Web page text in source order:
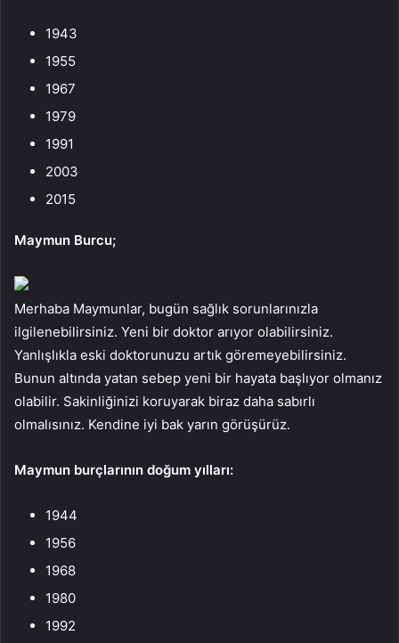
1943
1955
1967
1979
1991
2003
2015
Maymun Burcu;
Merhaba Maymunlar, bugün sağlık sorunlarınızla
ilgilenebilirsiniz. Yeni bir doktor arıyor olabilirsiniz.
Yanlışlıkla eski doktorunuzu artık göremeyebilirsiniz.
Bunun altında yatan sebep yeni bir hayata başlıyor olmanız
olabilir. Sakinliğinizi koruyarak biraz daha sabırlı
olmalısınız. Kendine iyi bak yarın görüşürüz.
Maymun burçlarının doğum yılları:
1944
1956
1968
1980
1992